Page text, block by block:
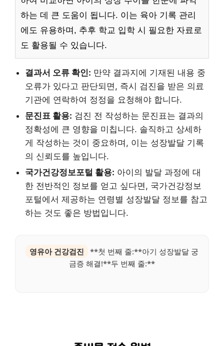
하는 데 큰 도움이 됩니다. 이는 육아 기록 관리
에도 유용하며, 추후 학교 입학 시 필요한 자료로
도 활용될 수 있습니다.
결과서 오류 확인: 만약 결과지에 기재된 내용 중
오류가 있다고 판단되면, 즉시 검진을 받은 의료
기관에 연락하여 정정을 요청해야 합니다.
문진표 활용: 검진 전 작성하는 문진표는 결과의
정확성에 큰 영향을 미칩니다. 솔직하고 상세하
게 작성하는 것이 중요하며, 이는 성장발달 기록
의 신뢰도를 높입니다.
국가건강정보포털 활용: 아이의 발달 과정에 대
한 전반적인 정보를 얻고 싶다면, 국가건강정보
포털에서 제공하는 연령별 성장발달 정보를 참고
하는 것도 좋은 방법입니다.
영유아 건강검진
**첫 번째 줄:**아기 성장발달 궁
금증 해결!**두 번째 줄:**